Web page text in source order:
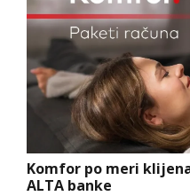
Komfor po meri
ALTA banke